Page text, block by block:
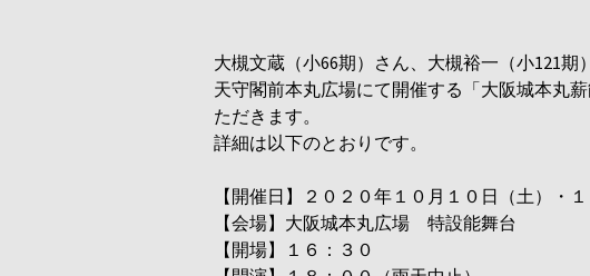
大槻文蔵（小66期）さん、大槻裕一（小121期
天守閣前本丸広場にて開催する「大阪城本丸
ただきます。
詳細は以下のとおりです。
【開催日】２０２０年１０月１０日（土）・１
【会場】大阪城本丸広場 特設能舞台
【開場】１６：３０